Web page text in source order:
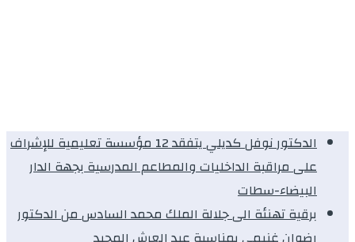
الدكتور نوفل كديلي يتفقد 12 مؤسسة تعليمية للإشراف
على مراقبة الداخليات والمطاعم المدرسية بجهة الدار
البيضاء-سطات
برقية تهنئة الى جلالة الملك محمد السادس من الدكتور